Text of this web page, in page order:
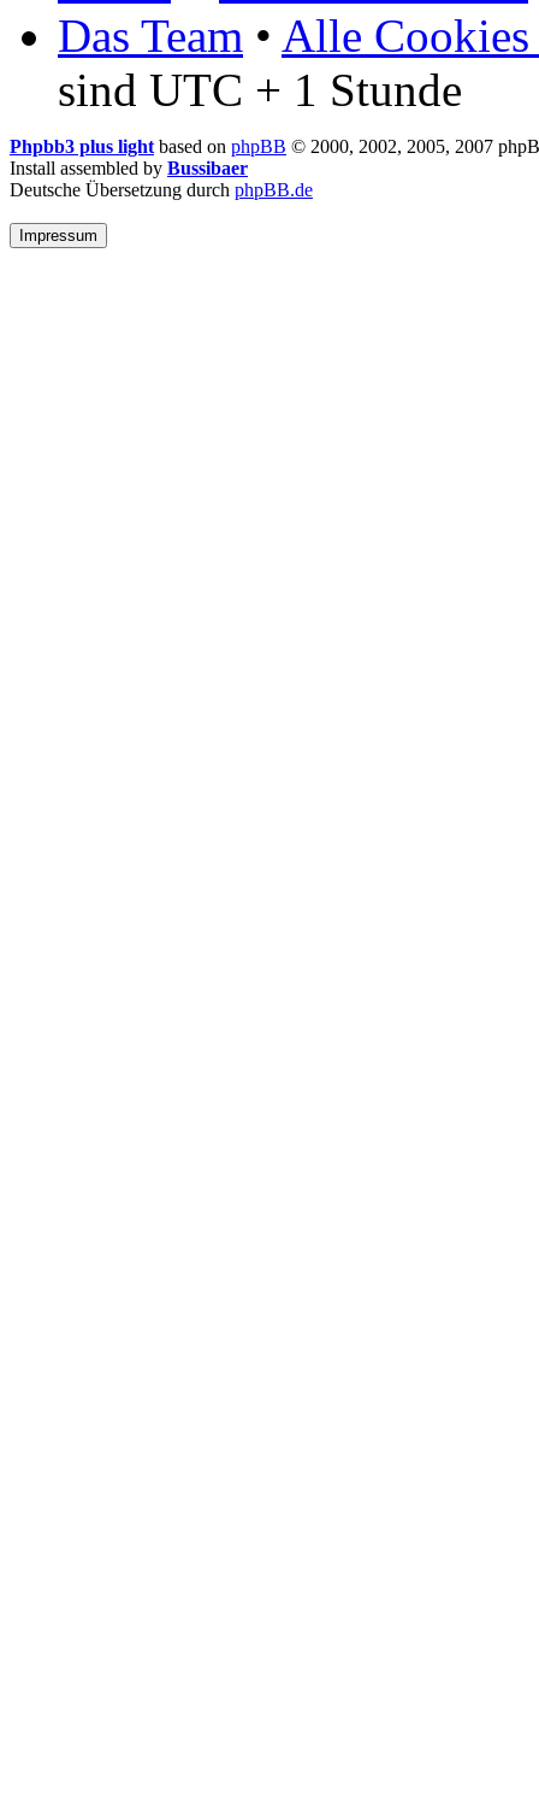
Das Team • Alle Cookies
sind UTC + 1 Stunde
Phpbb3 plus light based on phpBB © 2000, 2002, 2005, 2007
Install assembled by Bussibaer
Deutsche Übersetzung durch phpBB.de